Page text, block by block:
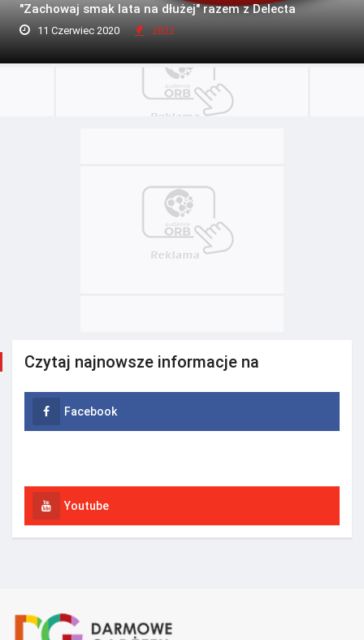
"Zachowaj smak lata na dłużej" razem z Delecta
11 Czerwiec 2020 2822
Czytaj najnowsze informacje na
Facebook
Youtube